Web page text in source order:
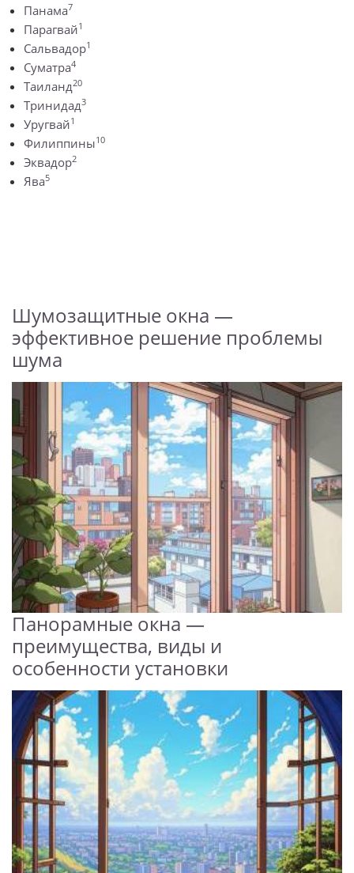
Панама7
Парагвай1
Сальвадор1
Суматра4
Таиланд20
Тринидад3
Уругвай1
Филиппины10
Эквадор2
Ява5
Шумозащитные окна —
эффективное решение проблемы
шума
Панорамные окна —
преимущества, виды и
особенности установки